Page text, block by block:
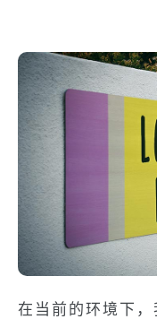
在当前的环境下